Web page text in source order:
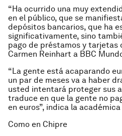
“Ha ocurrido una muy
en el público, que se
depósitos bancarios, que ha
significativamente, sino
pago de préstamos y tarjetas
Carmen Reinhart a BBC
“La gente está acaparando
un par de meses va a haber
usted intentará proteger sus
traduce en que la gente no
en euros”, indica la
Como en Chipre